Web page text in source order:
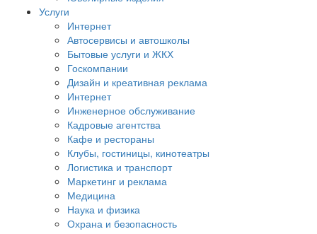
Услуги
Интернет
Автосервисы и автошколы
Бытовые услуги и ЖКХ
Госкомпании
Дизайн и креативная реклама
Интернет
Инженерное обслуживание
Кадровые агентства
Кафе и рестораны
Клубы, гостиницы, кинотеатры
Логистика и транспорт
Маркетинг и реклама
Медицина
Наука и физика
Охрана и безопасность